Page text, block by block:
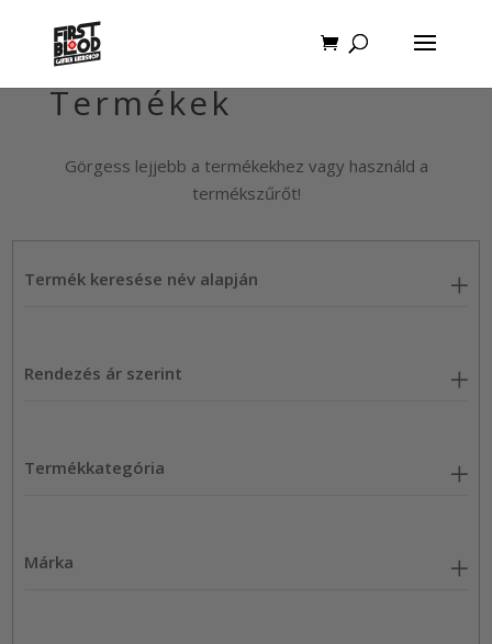
Termékek
Görgess lejjebb a termékekhez vagy használd a
termékszűrőt!
Termék keresése név alapján
Rendezés ár szerint
Termékkategória
Márka